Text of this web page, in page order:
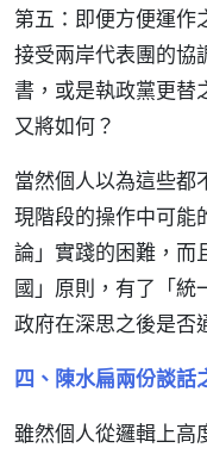
第五：即便方便運作
接受兩岸代表團的協
書，或是執政黨更替
又將如何？
當然個人以為這些都
現階段的操作中可能
論」實踐的困難，而
國」原則，有了「統
政府在深思之後是否
四、陳水扁兩份談話
雖然個人從邏輯上高